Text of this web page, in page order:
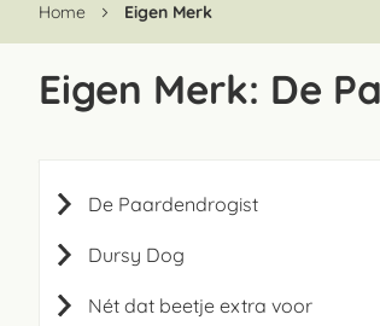
Home Eigen Merk
Eigen Merk: De
De Paardendrogist
Dursy Dog
Nét dat beetje extra voor